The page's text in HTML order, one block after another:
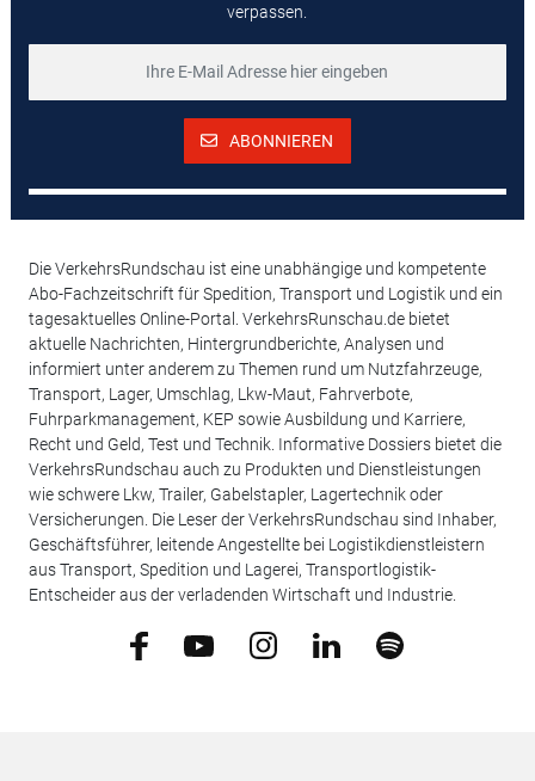
verpassen.
ABONNIEREN
Die VerkehrsRundschau ist eine unabhängige und kompetente
Abo-Fachzeitschrift für Spedition, Transport und Logistik und ein
tagesaktuelles Online-Portal. VerkehrsRunschau.de bietet
aktuelle Nachrichten, Hintergrundberichte, Analysen und
informiert unter anderem zu Themen rund um Nutzfahrzeuge,
Transport, Lager, Umschlag, Lkw-Maut, Fahrverbote,
Fuhrparkmanagement, KEP sowie Ausbildung und Karriere,
Recht und Geld, Test und Technik. Informative Dossiers bietet die
VerkehrsRundschau auch zu Produkten und Dienstleistungen
wie schwere Lkw, Trailer, Gabelstapler, Lagertechnik oder
Versicherungen. Die Leser der VerkehrsRundschau sind Inhaber,
Geschäftsführer, leitende Angestellte bei Logistikdienstleistern
aus Transport, Spedition und Lagerei, Transportlogistik-
Entscheider aus der verladenden Wirtschaft und Industrie.